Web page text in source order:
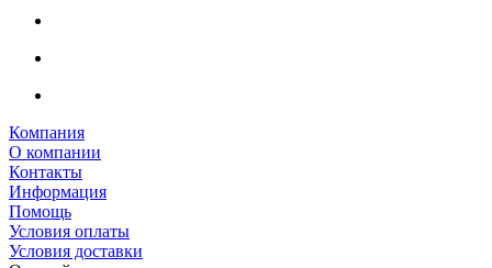
Компания
О компании
Контакты
Информация
Помощь
Условия оплаты
Условия доставки